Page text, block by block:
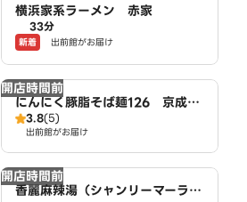
横浜家系ラーメン 赤家
33分
新着 出前館がお届け
開店時間前
にんにく豚脂そば麺126 京成小
岩店
3.8(5)
出前館がお届け
開店時間前
香麗麻辣湯（シャンリーマーラー